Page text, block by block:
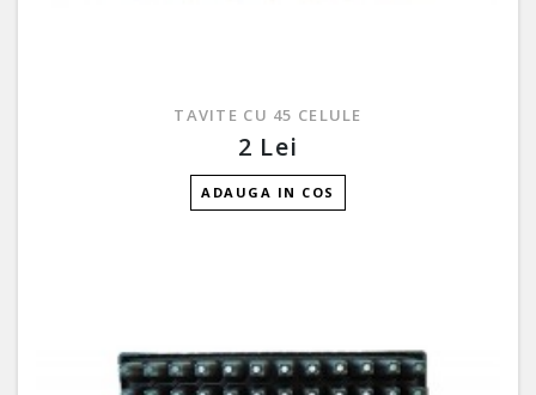
TAVITE CU 45 CELULE
2 Lei
ADAUGA IN COS